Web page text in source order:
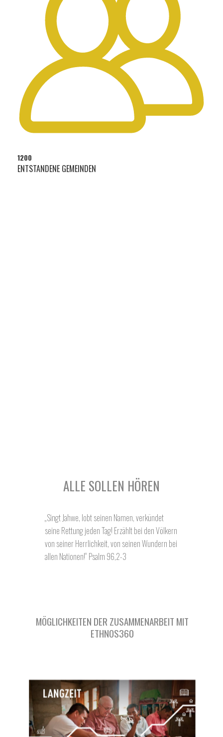
1200
ENTSTANDENE GEMEINDEN
ALLE SOLLEN HÖREN
„Singt Jahwe, lobt seinen Namen, verkündet
seine Rettung jeden Tag! Erzählt bei den Völkern
von seiner Herrlichkeit, von seinen Wundern bei
allen Nationen!“ Psalm 96,2-3
MÖGLICHKEITEN DER ZUSAMMENARBEIT MIT
ETHNOS360